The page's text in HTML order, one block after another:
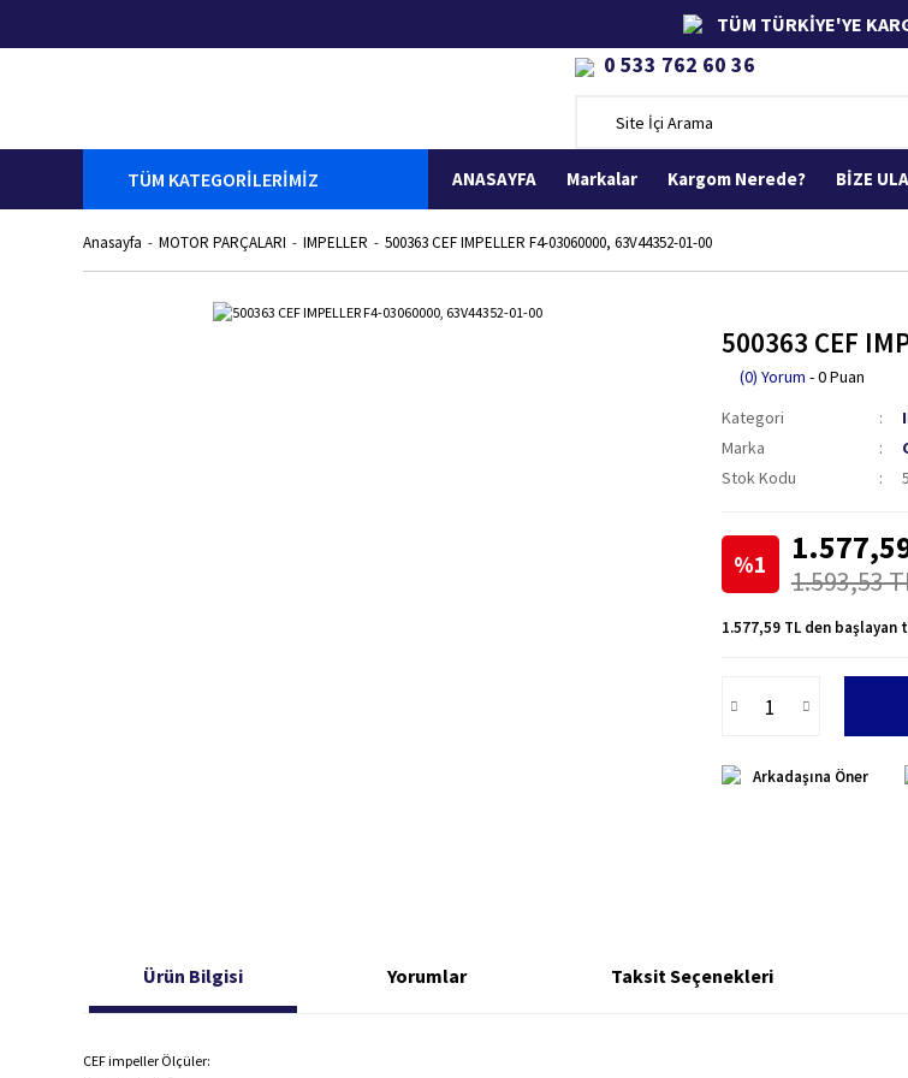
TÜM TÜRKİYE'YE
0 533 762 60 36
TÜM KATEGORİLERİMİZ ANASAYFA Markalar Kargom Nerede? BİZE
Anasayfa MOTOR PARÇALARI IMPELLER 500363 CEF IMPELLER F4-03060000, 63V44352-01-00
500363 CEF
(0) Yorum - 0 Puan
Kategori
Marka
Stok Kodu
%1 1.593,53
1.577,59 TL den
Arkadaşına Öner
Ürün Bilgisi Yorumlar Taksit Seçenekleri
CEF impeller Ölçüler: